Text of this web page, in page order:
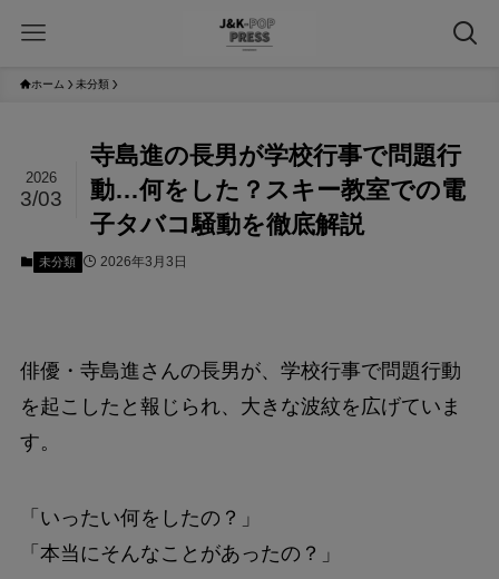
ホーム 未分類
寺島進の長男が学校行事で問題行
動…何をした？スキー教室での電
子タバコ騒動を徹底解説
2026
3/03
未分類 2026年3月3日
俳優・寺島進さんの長男が、学校行事で問題行動
を起こしたと報じられ、大きな波紋を広げていま
す。
「いったい何をしたの？」
「本当にそんなことがあったの？」